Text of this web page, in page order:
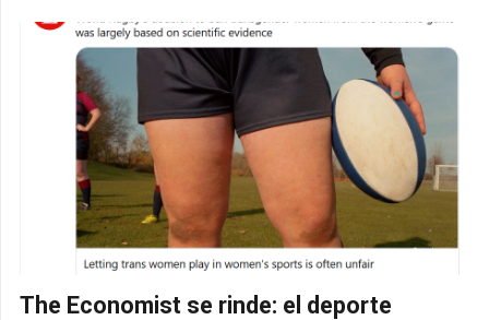
The Economist se rinde: el deporte